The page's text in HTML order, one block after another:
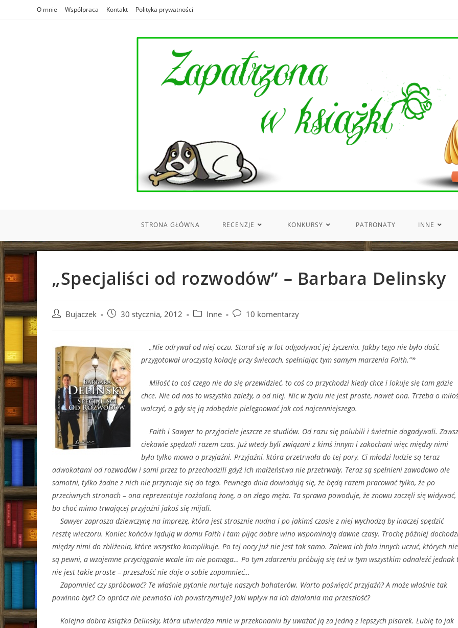
O mnie Współpraca Kontakt Polityka prywatności
STRONA GŁÓWNA RECENZJE KONKURSY PATRONATY INNE
„Specjaliści od rozwodów” – Barbara Delinsky
Post Bujaczek
Post30 stycznia, 2012
Post Inne
Post 10 komentarzy
„Nie odrywał od niej oczu. Starał się w lot odgadywać jej życzenia. Jakby tego nie było dość,
przygotował uroczystą kolację przy świecach, spełniając tym samym marzenia Faith.”*
Miłość to coś czego nie da się przewidzieć, to coś co przychodzi kiedy chce i lokuje się tam gdzie
chce. Nie od nas to wszystko zależy, a od niej. Nic w życiu nie jest proste, nawet ona. Trzeba o
walczyć, a gdy się ją zdobędzie pielęgnować jak coś najcenniejszego.
Faith i Sawyer to przyjaciele jeszcze ze studiów. Od razu się polubili i świetnie dogadywali.
ciekawie spędzali razem czas. Już wtedy byli związani z kimś innym i zakochani więc między nimi
była tylko mowa o przyjaźni. Przyjaźni, która przetrwała do tej pory. Ci młodzi ludzie są teraz
adwokatami od rozwodów i sami przez to przechodzili gdyż ich małżeństwa nie przetrwały. Teraz są spełnieni zawodowo ale
samotni, tylko żadne z nich nie przyznaje się do tego. Pewnego dnia dowiadują się, że będą razem pracować tylko, że po
przeciwnych stronach – ona reprezentuje rozżaloną żonę, a on złego męża. Ta sprawa powoduje, że znowu zaczęli się widywać,
bo choć mimo trwającej przyjaźni jakoś się mijali.
Sawyer zaprasza dziewczynę na imprezę, która jest strasznie nudna i po jakimś czasie z niej wychodzą by inaczej spędzić
resztę wieczoru. Koniec końców lądują w domu Faith i tam pijąc dobre wino wspominają dawne czasy. Trochę później
między nimi do zbliżenia, które wszystko komplikuje. Po tej nocy już nie jest tak samo. Zalewa ich fala innych uczuć, których nie
są pewni, a wzajemne przyciąganie wcale im nie pomaga… Po tym zdarzeniu próbują się też w tym wszystkim odnaleźć jednak
nie jest takie proste – przeszłość nie daje o sobie zapomnieć…
Zapomnieć czy spróbować? Te właśnie pytanie nurtuje naszych bohaterów. Warto poświęcić przyjaźń? A może właśnie tak
powinno być? Co oprócz nie pewności ich powstrzymuje? Jaki wpływ na ich działania ma przeszłość?
Kolejna dobra książka Delinsky, która utwierdza mnie w przekonaniu by uważać ją za jedną z lepszych pisarek. Lubię to jak